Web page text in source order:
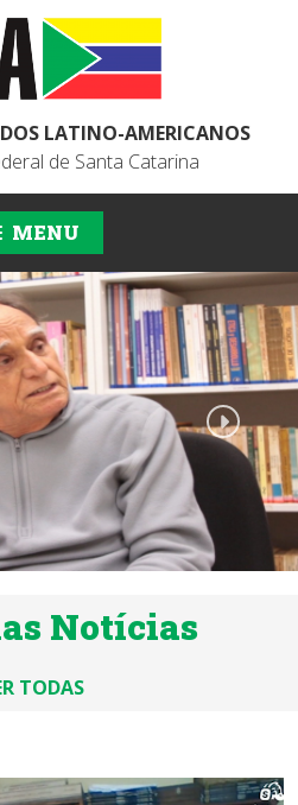
LATINO-AMERICANOS
de Santa Catarina
MENU
Notícias
TODAS